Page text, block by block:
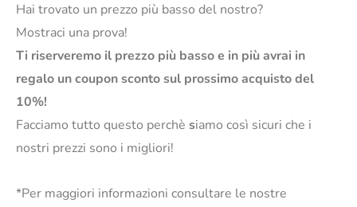
Hai trovato un prezzo più basso del nostro?
Mostraci una prova!
Ti riserveremo il prezzo più basso e in più avrai in
regalo un coupon sconto sul prossimo acquisto del
10%!
Facciamo tutto questo perchè siamo così sicuri che i
nostri prezzi sono i migliori!
*Per maggiori informazioni consultare le nostre